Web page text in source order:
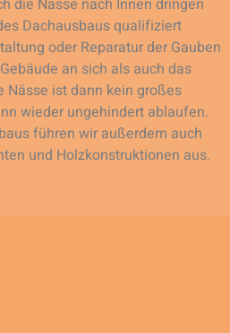
die Nässe nach Innen dringen
Dachausbaus qualifiziert
oder Reparatur der Gauben
an sich als auch das
Nässe ist dann kein großes
wieder ungehindert ablaufen.
führen wir außerdem auch
und Holzkonstruktionen aus.